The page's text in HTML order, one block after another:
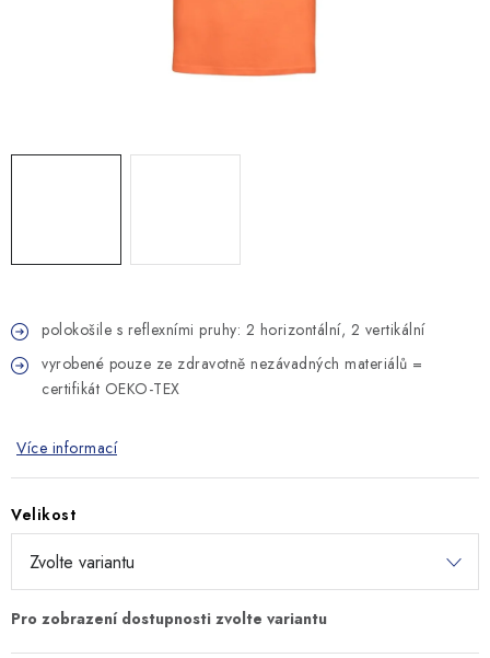
Obchodní podmínky
GDPR
polokošile s reflexními pruhy: 2 horizontální, 2 vertikální
vyrobené pouze ze zdravotně nezávadných materiálů =
certifikát OEKO-TEX
Více informací
Velikost